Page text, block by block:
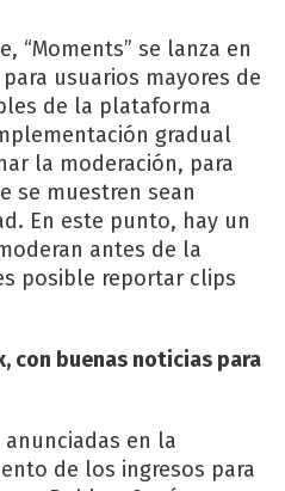
“Moments” se lanza en
usuarios mayores de
de la plataforma
gradual
la moderación, para
se muestren sean
En este punto, hay un
antes de la
posible reportar clips
con buenas noticias para
en la
de los ingresos para